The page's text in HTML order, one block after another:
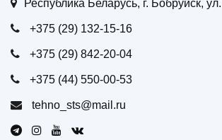
Республика Беларусь, г. Бобруйск,
+375 (29) 132-15-16
+375 (29) 842-20-04
+375 (44) 550-00-53
tehno_sts@mail.ru